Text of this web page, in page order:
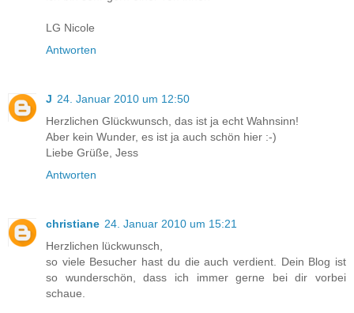
LG Nicole
Antworten
J 24. Januar 2010 um 12:50
Herzlichen Glückwunsch, das ist ja echt Wahnsinn!
Aber kein Wunder, es ist ja auch schön hier :-)
Liebe Grüße, Jess
Antworten
christiane 24. Januar 2010 um 15:21
Herzlichen lückwunsch,
so viele Besucher hast du die auch verdient. Dein Blog ist
so wunderschön, dass ich immer gerne bei dir vorbei
schaue.